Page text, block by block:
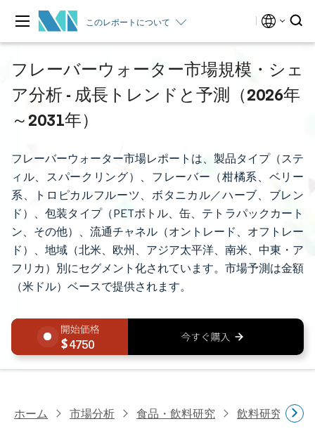
このレポートについて
フレーバーウォーター市場規模・シェ
ア分析 - 成長トレンドと予測（2026年
～2031年）
フレーバーウォーター市場レポートは、製品タイプ（ステ
ィル、スパークリング）、フレーバー（柑橘系、ベリー
系、トロピカルフルーツ、ボタニカル／ハーブ、ブレン
ド）、包装タイプ（PETボトル、缶、テトラパックカート
ン、その他）、流通チャネル（オントレード、オフトレー
ド）、地域（北米、欧州、アジア太平洋、南米、中東・ア
フリカ）別にセグメント化されています。市場予測は金額
（米ドル）ベースで提供されます。
4750
ホーム 市場分析 食品・飲料研究 飲料研究